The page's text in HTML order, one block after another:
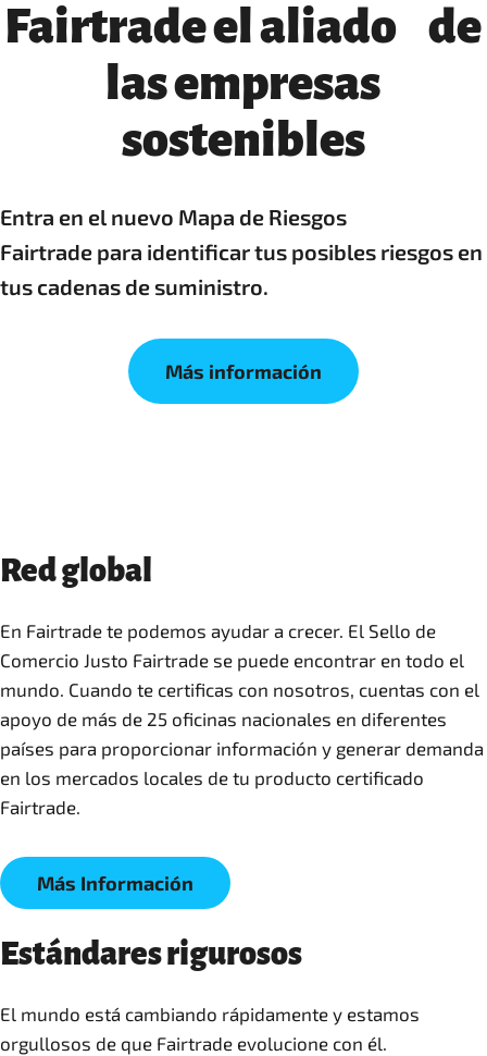
Fairtrade el aliado de
las empresas
sostenibles
Entra en el nuevo Mapa de Riesgos
Fairtrade para identificar tus posibles riesgos en
tus cadenas de suministro.
Más información
Red global
En Fairtrade te podemos ayudar a crecer. El Sello de
Comercio Justo Fairtrade se puede encontrar en todo el
mundo. Cuando te certificas con nosotros, cuentas con el
apoyo de más de 25 oficinas nacionales en diferentes
países para proporcionar información y generar demanda
en los mercados locales de tu producto certificado
Fairtrade.
Más Información
Estándares rigurosos
El mundo está cambiando rápidamente y estamos
orgullosos de que Fairtrade evolucione con él.